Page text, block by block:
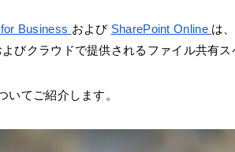
Business および SharePoint Online は
びクラウドで提供されるファイル共有ス
いてご紹介します。